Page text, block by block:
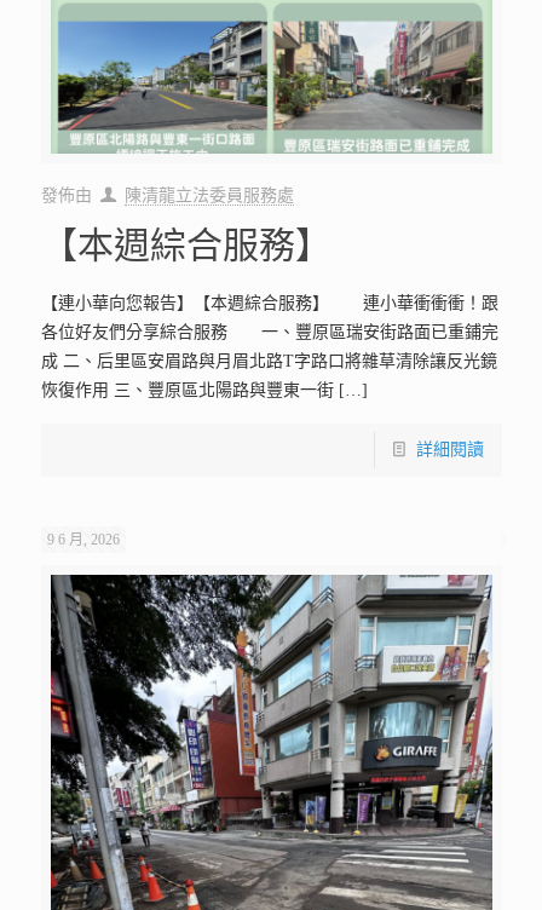
發佈由 陳清龍立法委員服務處
【本週綜合服務】
【連小華向您報告】【本週綜合服務】 連小華衝衝衝！跟
各位好友們分享綜合服務 一、豐原區瑞安街路面已重鋪完
成 二、后里區安眉路與月眉北路T字路口將雜草清除讓反光鏡
恢復作用 三、豐原區北陽路與豐東一街[…]
詳細閱讀
9 6 月, 2026